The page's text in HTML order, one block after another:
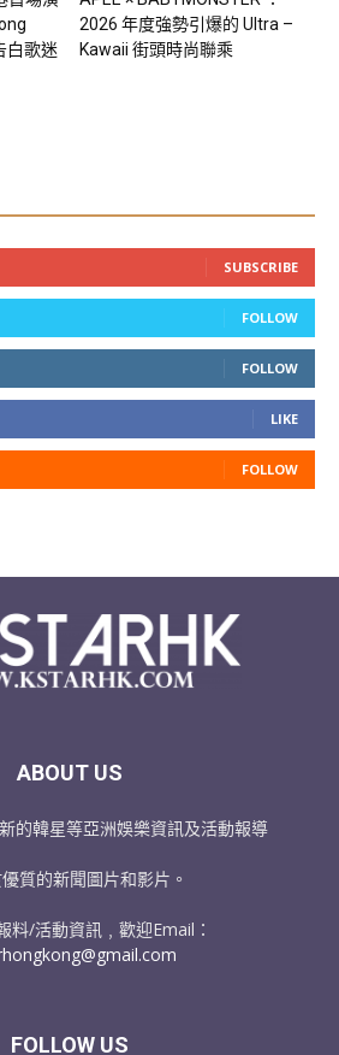
白歌迷
2026 年度強勢引爆的 Ultra –
Kawaii 街頭時尚聯乘
SUBSCRIBE
FOLLOW
FOLLOW
LIKE
FOLLOW
ABOUT US
的韓星等亞洲娛樂資訊及活動報導
質的新聞圖片和影片。
料/活動資訊﹐歡迎Email：
FOLLOW US